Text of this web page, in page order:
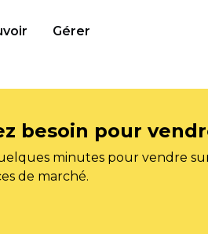
Gérer
besoin pour
minutes pour vendre
de marché.